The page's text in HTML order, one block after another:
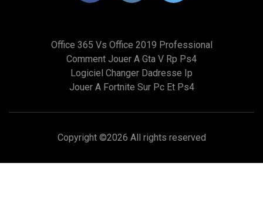
Office 365 Vs Office 2019 Professional
Comment Jouer A Gta V Rp Ps4
Logiciel Changer Dadresse Ip
Jouer A Fortnite Sur Pc Et Ps4
Copyright ©2026 All rights reserved